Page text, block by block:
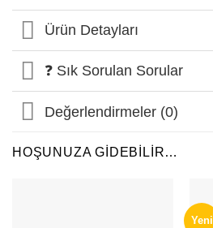
Ürün Detayları
❓ Sık Sorulan Sorular
Değerlendirmeler (0)
HOŞUNUZA GIDEBILIR…
Yeni